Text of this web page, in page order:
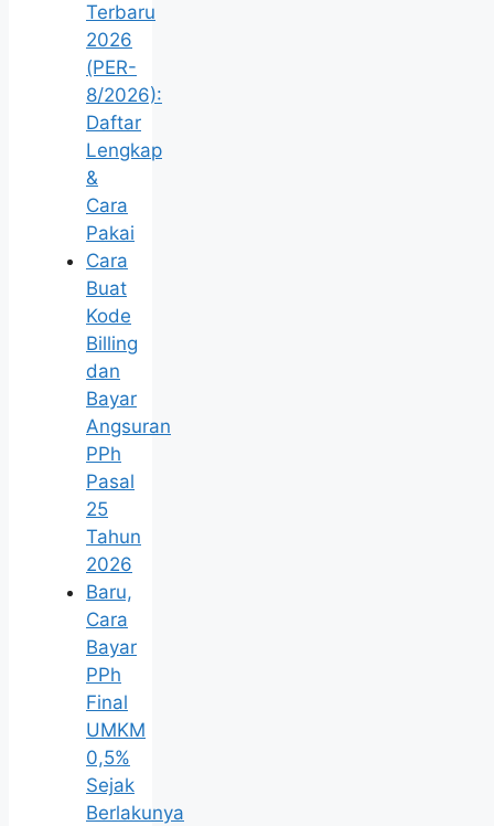
Terbaru
2026
(PER-
8/2026):
Daftar
Lengkap
&
Cara
Pakai
Cara
Buat
Kode
Billing
dan
Bayar
Angsuran
PPh
Pasal
25
Tahun
2026
Baru,
Cara
Bayar
PPh
Final
UMKM
0,5%
Sejak
Berlakunya